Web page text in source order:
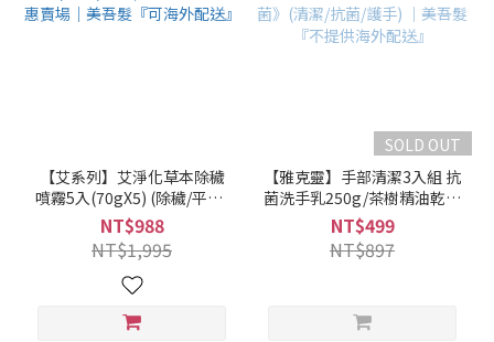
【艾系列】艾淨化草本除穢
噴霧5入(70gX5) (除穢/平安/
淨化/艾草/芙蓉/抹草) 另有多
瓶組優惠賣場｜美吾髮『可
海外配送』
NT$988
NT$1,995
SOLD OUT
【雅克靈】手部清潔3入組 抗
菌洗手乳250g/茶樹精油乾洗
手噴霧75ml 《SGS檢驗
99.9%抗菌》(清潔/抗菌/護
手) ｜美吾髮『不提供海外配
NT$499
NT$897